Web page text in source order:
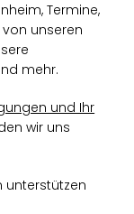
Termine,
unseren
mehr.
und Ihr
wir uns
unterstützen